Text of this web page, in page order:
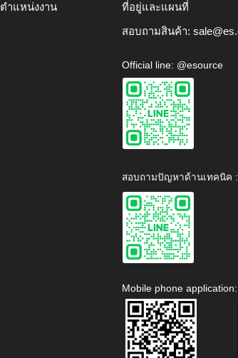
ตำแหน่งงาน
ที่อยู่และแผนที่
สอบถามสินค้า:
Official line: @esource
สอบถามปัญหาด้านเทคนิค
Mobile phone